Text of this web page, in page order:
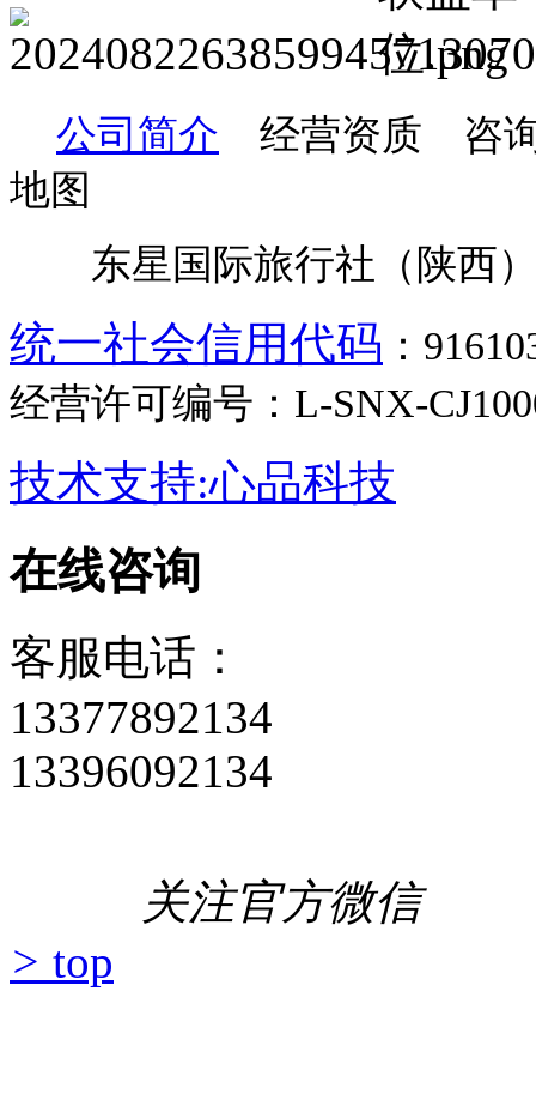
公司简介 经营资质 咨
地图
东星国际旅行社（陕西）
统一社会信用代码 ：
经营许可编号：L-SNX-
技术支持:心品科技
在线咨询
客服电话：
13377892134
13396092134
关注官方微信
> top